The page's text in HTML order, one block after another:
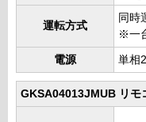
運転方式
同時
※一
電源 単相
GKSA04013JMUB リモ